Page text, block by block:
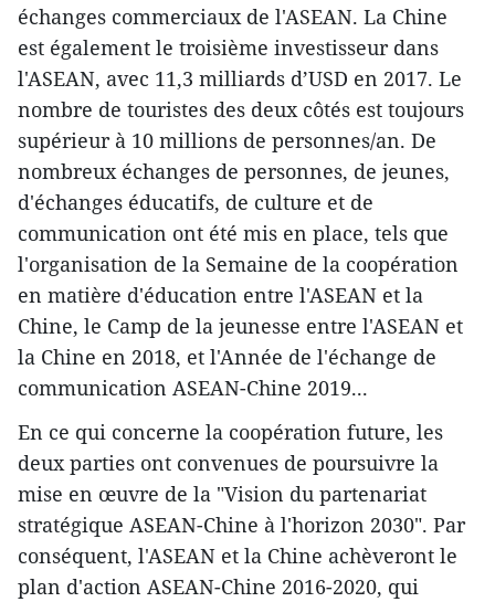
échanges commerciaux de l'ASEAN. La Chine
est également le troisième investisseur dans
l'ASEAN, avec 11,3 milliards d’USD en 2017. Le
nombre de touristes des deux côtés est toujours
supérieur à 10 millions de personnes/an. De
nombreux échanges de personnes, de jeunes,
d'échanges éducatifs, de culture et de
communication ont été mis en place, tels que
l'organisation de la Semaine de la coopération
en matière d'éducation entre l'ASEAN et la
Chine, le Camp de la jeunesse entre l'ASEAN et
la Chine en 2018, et l'Année de l'échange de
communication ASEAN-Chine 2019...
En ce qui concerne la coopération future, les
deux parties ont convenues de poursuivre la
mise en œuvre de la "Vision du partenariat
stratégique ASEAN-Chine à l'horizon 2030". Par
conséquent, l'ASEAN et la Chine achèveront le
plan d'action ASEAN-Chine 2016-2020, qui